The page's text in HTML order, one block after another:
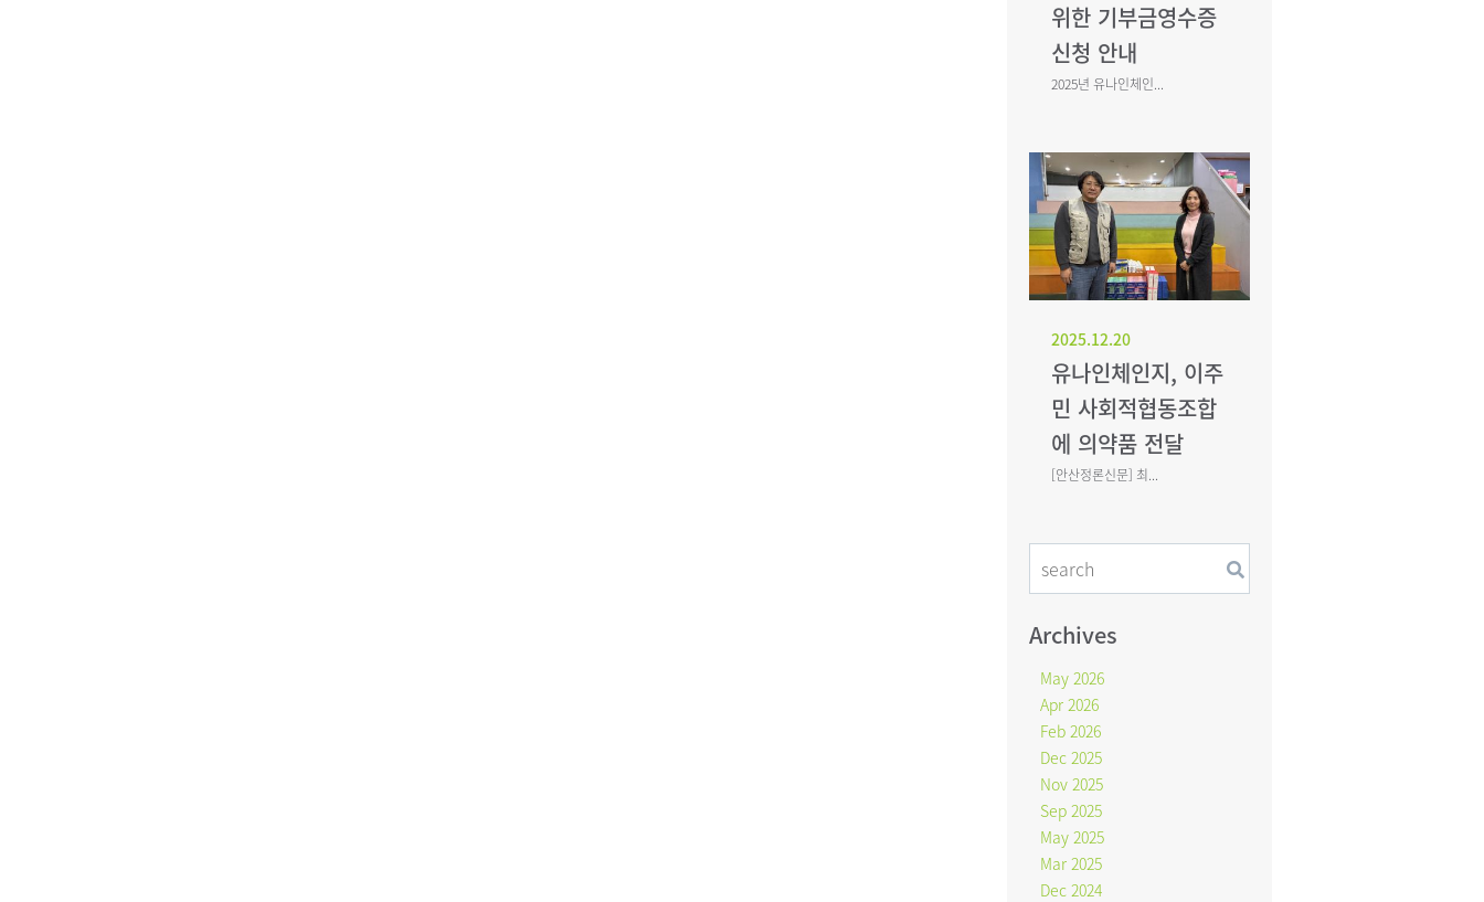
위한 기부금영수증
신청 안내
2025년 유나인체인...
2025.12.20
유나인체인지, 이주
민 사회적협동조합
에 의약품 전달
[안산정론신문] 최...
Archives
May 2026
Apr 2026
Feb 2026
Dec 2025
Nov 2025
Sep 2025
May 2025
Mar 2025
Dec 2024